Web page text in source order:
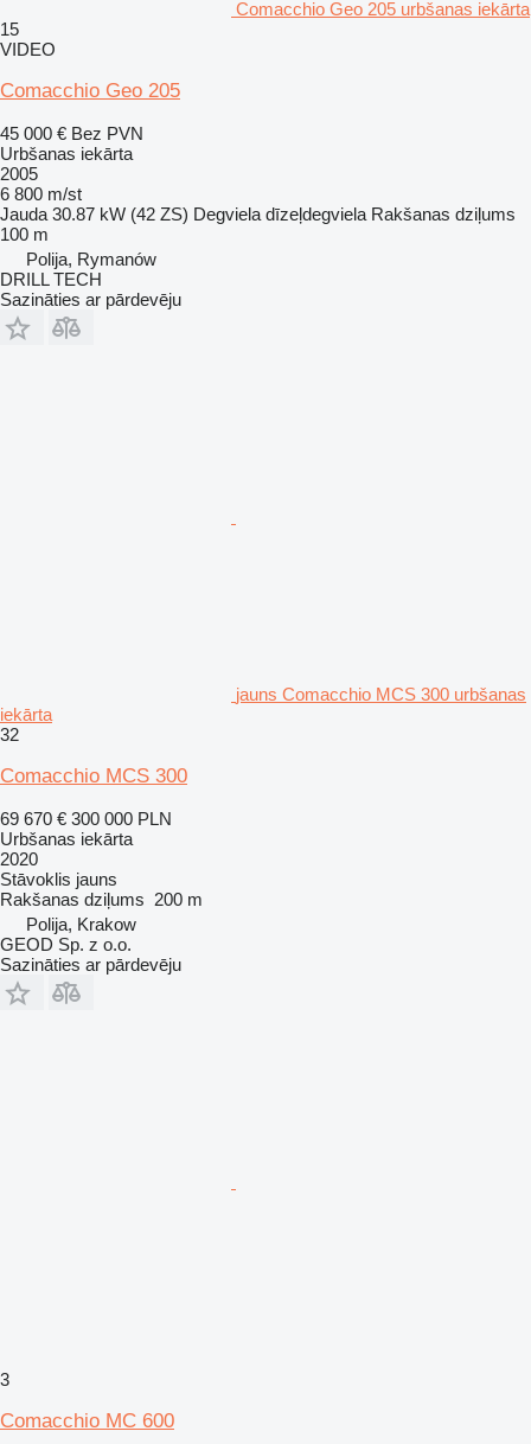
Comacchio Geo 205 urbšanas iekārta
15
VIDEO
Comacchio Geo 205
45 000 € Bez PVN
Urbšanas iekārta
2005
6 800 m/st
Jauda 30.87 kW (42 ZS) Degviela dīzeļdegviela Rakšanas dziļums
100 m
Polija, Rymanów
DRILL TECH
Sazināties ar pārdevēju
jauns Comacchio MCS 300 urbšanas
iekārta
32
Comacchio MCS 300
69 670 € 300 000 PLN
Urbšanas iekārta
2020
Stāvoklis jauns
Rakšanas dziļums 200 m
Polija, Krakow
GEOD Sp. z o.o.
Sazināties ar pārdevēju
3
Comacchio MC 600